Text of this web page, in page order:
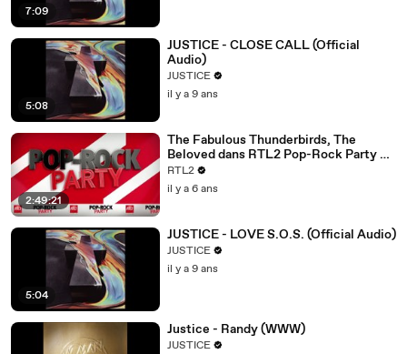
7:09
5:08
JUSTICE - CLOSE CALL (Official
Audio)
JUSTICE
il y a 9 ans
2:49:21
The Fabulous Thunderbirds, The
Beloved dans RTL2 Pop-Rock Party by
David Stepanoff (13/11/20)
RTL2
il y a 6 ans
5:04
JUSTICE - LOVE S.O.S. (Official Audio)
JUSTICE
il y a 9 ans
Justice - Randy (WWW)
JUSTICE